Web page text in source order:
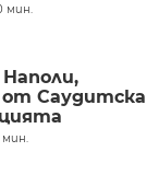
мин.
от Саудитска
мин.